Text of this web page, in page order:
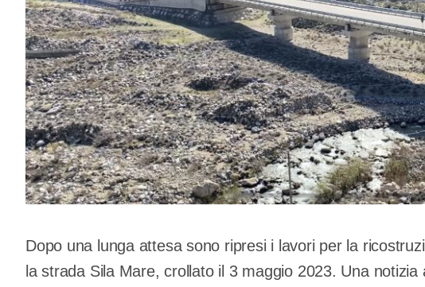
Dopo una lunga attesa sono ripresi i lavori per la
la strada Sila Mare, crollato il 3 maggio 2023. Una